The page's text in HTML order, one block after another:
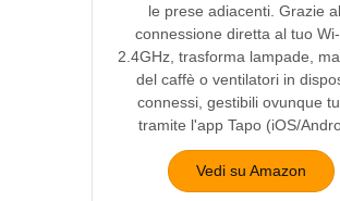
le prese adiacenti. Grazie
connessione diretta al tuo
2.4GHz, trasforma lampade,
del caffè o ventilatori in
connessi, gestibili ovunque
tramite l'app Tapo (iOS/
Vedi su Amazon